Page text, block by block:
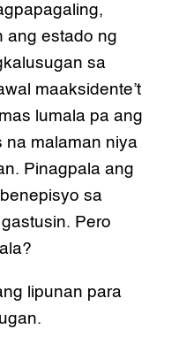
ang estado ng
sa
maaksidente’t
lumala pa ang
na malaman niya
Pinagpala ang
sa
Pero
lipunan para